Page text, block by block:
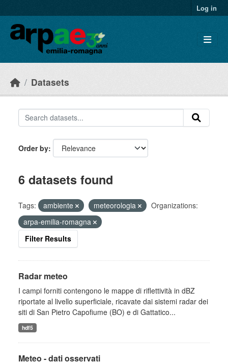
Log in
Datasets
Order by
6 datasets found
Tags: ambiente meteorologia
Organizations:
arpa-emilia-romagna
Filter Results
Radar meteo
I campi forniti contengono le mappe di riflettività in dBZ
riportate al livello superficiale, ricavate dai sistemi radar dei
siti di San Pietro Capofiume (BO) e di Gattatico...
hdf5
Meteo - dati osservati